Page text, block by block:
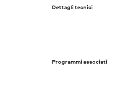
Dettagli tecnici
Programmi associati